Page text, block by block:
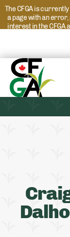
The CFGA is
a page with an
interest in the CFGA